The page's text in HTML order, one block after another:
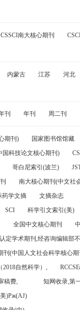
CSSCI南大核心期刊
内蒙古 江苏 河北
刊 年刊 周二刊
期刊) 国家图书馆馆藏
国科技论文核心期刊)
哥白尼索引(波兰)
南大核心期刊(中文社
药学文摘
文摘杂志
SCI 科学引文索引(美)
全国中文核心期刊
定学术期刊,经咨询编辑部
(中国人文社会科学核心
2018自然科学）,
稿费,
知网收录,第
)Pж(AJ)